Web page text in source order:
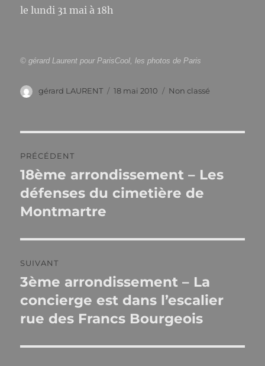
le lundi 31 mai à 18h
© gérard Laurent pour ParisCool, les photos de Paris
Auteur
gérard LAURENT
Publié
18 mai 2010 Catégories
Non classé
de
l’article
PRÉCÉDENT
Publication
précédente :
18ème arrondissement – Les
défenses du cimetière de
Montmartre
SUIVANT
Publication
suivante :
3ème arrondissement – La
concierge est dans l’escalier
rue des Francs Bourgeois